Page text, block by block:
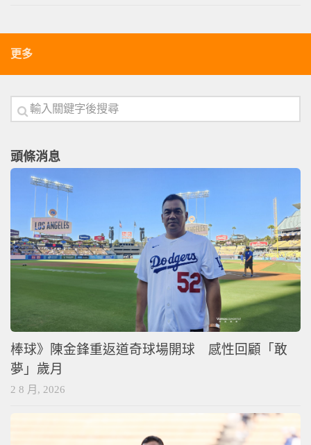
更多
頭條消息
棒球》陳金鋒重返道奇球場開球 感性回顧「敢
夢」歲月
2 8 月, 2026